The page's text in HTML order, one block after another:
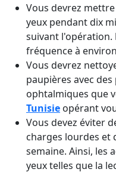
Vous devrez
yeux pendant dix
suivant l'opération.
fréquence à
Vous devrez
paupières avec
ophtalmiques que
Tunisie opérant
Vous devez éviter
charges lourdes et
semaine. Ainsi, les
yeux telles que la